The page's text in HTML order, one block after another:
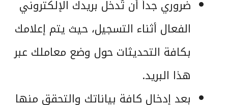
ضروري جداً أن تُدخل بريدك الإلكتروني
الفعال أثناء التسجيل، حيث يتم إعلامك
بكافة التحديثات حول وضع معاملك عبر
هذا البريد.
بعد إدخال كافة بياناتك والتحقق منها